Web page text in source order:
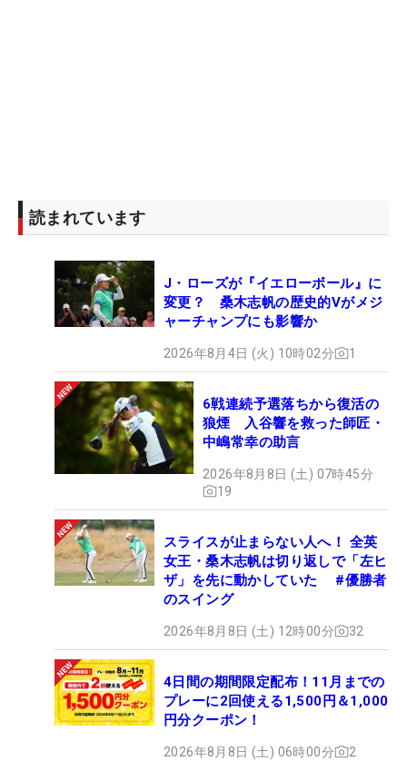
読まれています
J・ローズが『イエローボール』に
変更？ 桑木志帆の歴史的Vがメジ
ャーチャンプにも影響か
2026年8月4日 (火) 10時02分 1
6戦連続予選落ちから復活の
狼煙 入谷響を救った師匠・
中嶋常幸の助言
2026年8月8日 (土) 07時45分
19
スライスが止まらない人へ！ 全英
女王・桑木志帆は切り返しで「左ヒ
ザ」を先に動かしていた #優勝者
のスイング
2026年8月8日 (土) 12時00分 32
4日間の期間限定配布！11月までの
プレーに2回使える1,500円＆1,000
円分クーポン！
2026年8月8日 (土) 06時00分 2